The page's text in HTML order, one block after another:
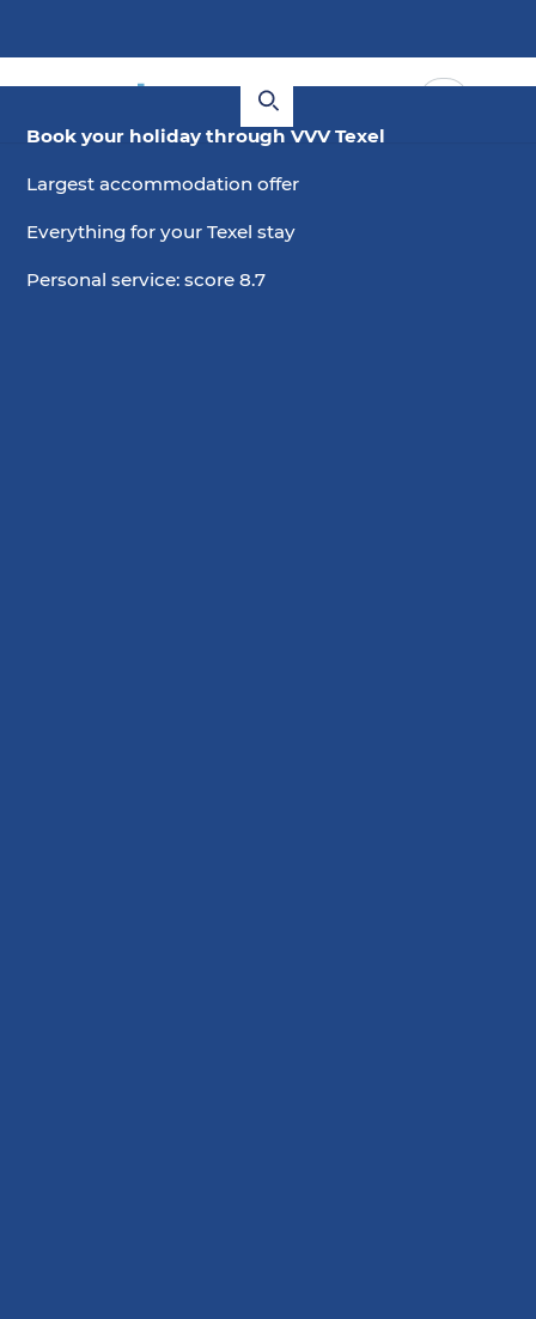
Book your holiday through VVV Texel
Largest accommodation offer
Everything for your Texel stay
Personal service: score 8.7